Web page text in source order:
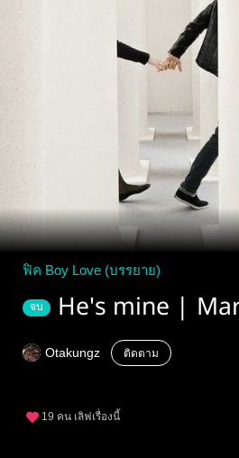
ฟิค Boy Love (บรรยาย)
จบ He's mine |
Otakungz ติดตาม
19 คน เลิฟเรื่องนี้